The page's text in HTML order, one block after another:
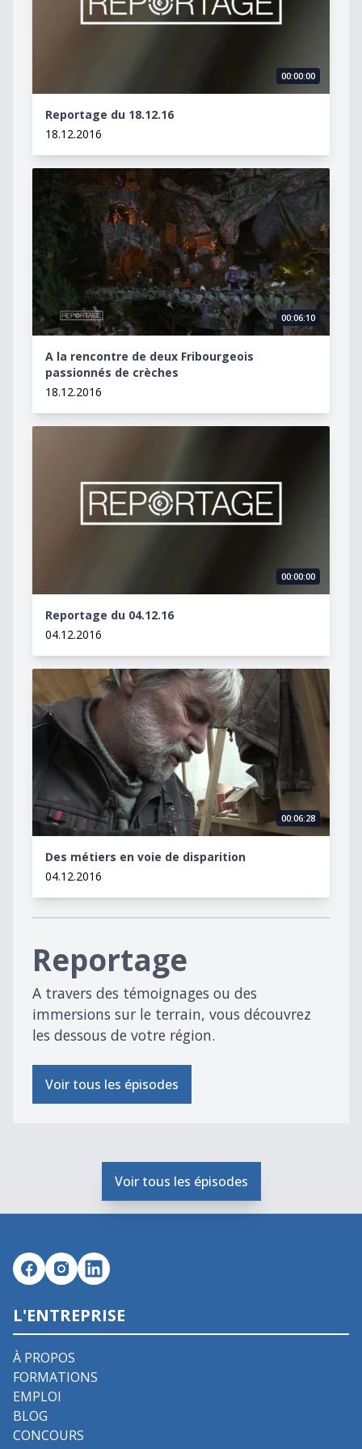
00:00:00
Reportage du 18.12.16
18.12.2016
A la rencontre de deux Fribourgeois passionnés de
00:06:10
A la rencontre de deux Fribourgeois
passionnés de crèches
18.12.2016
00:00:00
Reportage du 04.12.16
04.12.2016
Des métiers en voie de disparition
00:06:28
Des métiers en voie de disparition
04.12.2016
Reportage
A travers des témoignages ou des
immersions sur le terrain, vous découvrez
les dessous de votre région.
Voir tous les épisodes
Voir tous les épisodes
L'ENTREPRISE
À PROPOS
FORMATIONS
EMPLOI
BLOG
CONCOURS